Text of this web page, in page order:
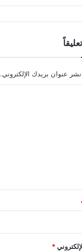
عنوان بريدك الإلكتروني.
*